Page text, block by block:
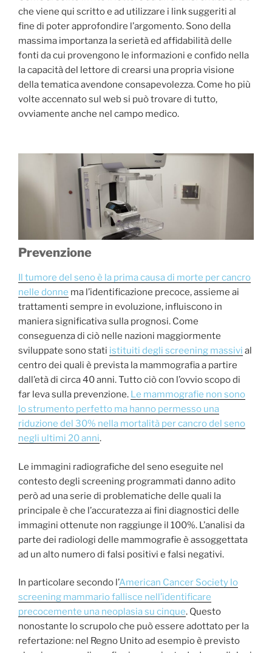
che viene qui scritto e ad utilizzare i link suggeriti al
fine di poter approfondire l’argomento. Sono della
massima importanza la serietà ed affidabilità delle
fonti da cui provengono le informazioni e confido nella
la capacità del lettore di crearsi una propria visione
della tematica avendone consapevolezza. Come ho più
volte accennato sul web si può trovare di tutto,
ovviamente anche nel campo medico.
Prevenzione
Il tumore del seno è la prima causa di morte per cancro
nelle donne ma l’identificazione precoce, assieme ai
trattamenti sempre in evoluzione, influiscono in
maniera significativa sulla prognosi. Come
conseguenza di ciò nelle nazioni maggiormente
sviluppate sono stati istituiti degli screening massivi al
centro dei quali è prevista la mammografia a partire
dall’età di circa 40 anni. Tutto ciò con l’ovvio scopo di
far leva sulla prevenzione. Le mammografie non sono
lo strumento perfetto ma hanno permesso una
riduzione del 30% nella mortalità per cancro del seno
negli ultimi 20 anni.
Le immagini radiografiche del seno eseguite nel
contesto degli screening programmati danno adito
però ad una serie di problematiche delle quali la
principale è che l’accuratezza ai fini diagnostici delle
immagini ottenute non raggiunge il 100%. L’analisi da
parte dei radiologi delle mammografie è assoggettata
ad un alto numero di falsi positivi e falsi negativi.
In particolare secondo l’American Cancer Society lo
screening mammario fallisce nell’identificare
precocemente una neoplasia su cinque. Questo
nonostante lo scrupolo che può essere adottato per la
refertazione: nel Regno Unito ad esempio è previsto